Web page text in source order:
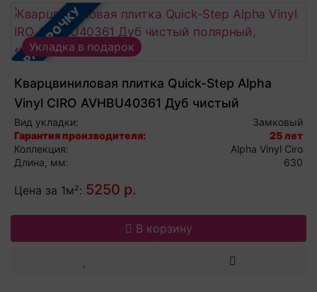
В РАССРОЧКУ
Укладка в подарок
Кварцвиниловая плитка Quick-Step Alpha
Vinyl CIRO AVHBU40361 Дуб чистый
полярный, виниловый ламинат
Вид укладки:
Замковый
Гарантия производителя:
25 лет
Коллекция:
Alpha Vinyl Ciro
Длина, мм:
630
Цена за 1м²: 5250 р.
В корзину